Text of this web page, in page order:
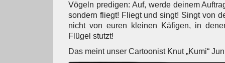
Vögeln predigen: Auf, werde deinem
sondern fliegt! Fliegt und singt! Singt von
nicht von euren kleinen Käfigen, in
Flügel stutzt!
Das meint unser Cartoonist Knut „Kumi“